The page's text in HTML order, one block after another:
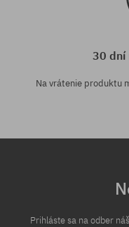
30 dní
Na vrátenie produktu
Prihláste sa na odber